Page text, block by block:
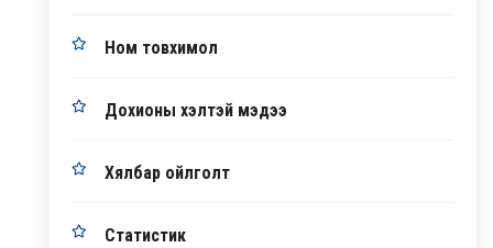
Ном товхимол
Дохионы хэлтэй мэдээ
Хялбар ойлголт
Статистик